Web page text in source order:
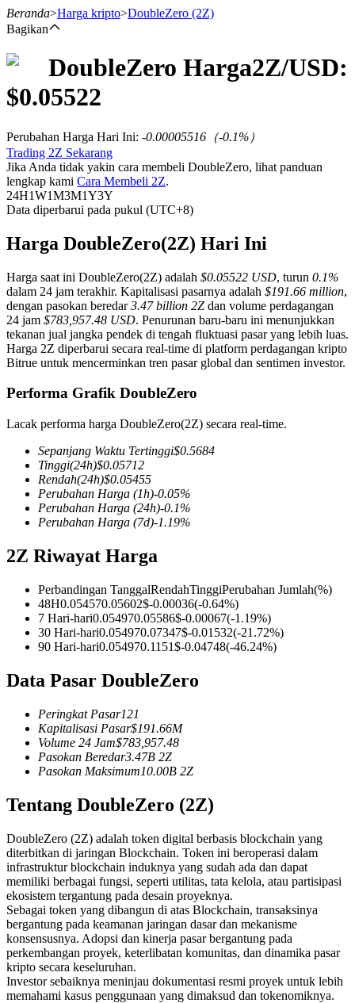
Berjangka
USDT Berjangka
COIN-M Berjangka
Mata Uang Kripto Berjangka
TradFi
Kontrak berjangka menggunakan USDC sebagai jaminannya
Copy Trading
Bergabunglah dengan pedagang top
Beranda>Harga kripto>DoubleZero (2Z)
Bagikan
DoubleZero Harga2Z/USD:
$0.05522
Perubahan Harga Hari Ini: -0.00005516 （-0.1%）
Trading 2Z Sekarang
Jika Anda tidak yakin cara membeli DoubleZero, lihat panduan
lengkap kami Cara Membeli 2Z.
24H1W1M3M1Y3Y
Data diperbarui pada pukul (UTC+8)
Harga DoubleZero(2Z) Hari Ini
Harga saat ini DoubleZero(2Z) adalah $0.05522 USD, turun 0.1%
dalam 24 jam terakhir. Kapitalisasi pasarnya adalah $191.66 million,
dengan pasokan beredar3.47 billion 2Z dan volume perdagangan
24 jam $783,957.48 USD. Penurunan baru-baru ini menunjukkan
tekanan jual jangka pendek di tengah fluktuasi pasar yang lebih luas.
Harga 2Z diperbarui secara real-time di platform perdagangan kripto
Bitrue untuk mencerminkan tren pasar global dan sentimen investor.
Performa Grafik DoubleZero
Lacak performa harga DoubleZero(2Z) secara real-time.
Sepanjang Waktu Tertinggi$0.5684
Tinggi(24h)$0.05712
Rendah(24h)$0.05455
Perubahan Harga (1h)-0.05%
Perubahan Harga (24h)-0.1%
Perubahan Harga (7d)-1.19%
2Z Riwayat Harga
Perbandingan TanggalRendahTinggiPerubahan Jumlah(%)
48H0.054570.05602$-0.00036(-0.64%)
7 Hari-hari0.054970.05586$-0.00067(-1.19%)
30 Hari-hari0.054970.07347$-0.01532(-21.72%)
90 Hari-hari0.054970.1151$-0.04748(-46.24%)
Data Pasar DoubleZero
Peringkat Pasar121
Kapitalisasi Pasar$191.66M
Volume 24 Jam$783,957.48
Pasokan Beredar3.47B 2Z
Pasokan Maksimum10.00B 2Z
Tentang DoubleZero (2Z)
DoubleZero (2Z) adalah token digital berbasis blockchain yang
diterbitkan di jaringan Blockchain. Token ini beroperasi dalam
infrastruktur blockchain induknya yang sudah ada dan dapat
memiliki berbagai fungsi, seperti utilitas, tata kelola, atau partisipasi
ekosistem tergantung pada desain proyeknya.
Sebagai token yang dibangun di atas Blockchain, transaksinya
bergantung pada keamanan jaringan dasar dan mekanisme
konsensusnya. Adopsi dan kinerja pasar bergantung pada
perkembangan proyek, keterlibatan komunitas, dan dinamika pasar
kripto secara keseluruhan.
Investor sebaiknya meninjau dokumentasi resmi proyek untuk lebih
memahami kasus penggunaan yang dimaksud dan tokenomiknya.